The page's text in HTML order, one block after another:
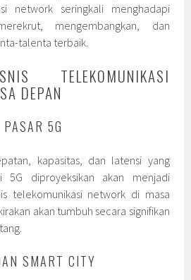
network seringkali menghadapi
mengembangkan, dan
talenta terbaik.
TELEKOMUNIKASI
DEPAN
5G
kapasitas, dan latensi yang
5G diproyeksikan akan menjadi
telekomunikasi network di masa
akan tumbuh secara signifikan
SMART CITY